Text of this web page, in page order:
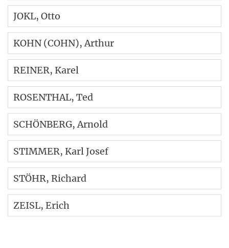
JOKL, Otto
KOHN (COHN), Arthur
REINER, Karel
ROSENTHAL, Ted
SCHÖNBERG, Arnold
STIMMER, Karl Josef
STÖHR, Richard
ZEISL, Erich